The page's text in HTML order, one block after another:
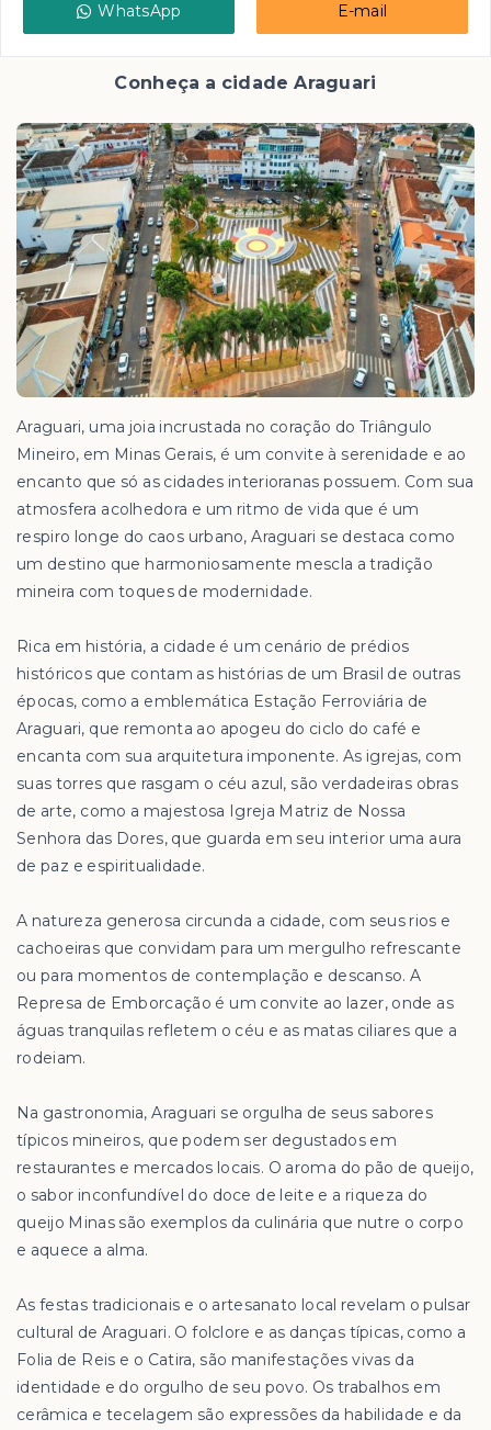
WhatsApp E-mail
Conheça a cidade Araguari
Araguari, uma joia incrustada no coração do Triângulo
Mineiro, em Minas Gerais, é um convite à serenidade e ao
encanto que só as cidades interioranas possuem. Com sua
atmosfera acolhedora e um ritmo de vida que é um
respiro longe do caos urbano, Araguari se destaca como
um destino que harmoniosamente mescla a tradição
mineira com toques de modernidade.
Rica em história, a cidade é um cenário de prédios
históricos que contam as histórias de um Brasil de outras
épocas, como a emblemática Estação Ferroviária de
Araguari, que remonta ao apogeu do ciclo do café e
encanta com sua arquitetura imponente. As igrejas, com
suas torres que rasgam o céu azul, são verdadeiras obras
de arte, como a majestosa Igreja Matriz de Nossa
Senhora das Dores, que guarda em seu interior uma aura
de paz e espiritualidade.
A natureza generosa circunda a cidade, com seus rios e
cachoeiras que convidam para um mergulho refrescante
ou para momentos de contemplação e descanso. A
Represa de Emborcação é um convite ao lazer, onde as
águas tranquilas refletem o céu e as matas ciliares que a
rodeiam.
Na gastronomia, Araguari se orgulha de seus sabores
típicos mineiros, que podem ser degustados em
restaurantes e mercados locais. O aroma do pão de queijo,
o sabor inconfundível do doce de leite e a riqueza do
queijo Minas são exemplos da culinária que nutre o corpo
e aquece a alma.
As festas tradicionais e o artesanato local revelam o pulsar
cultural de Araguari. O folclore e as danças típicas, como a
Folia de Reis e o Catira, são manifestações vivas da
identidade e do orgulho de seu povo. Os trabalhos em
cerâmica e tecelagem são expressões da habilidade e da